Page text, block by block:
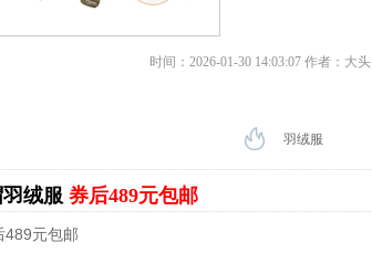
时间：2026-01-30 14:03:07 作者：大头
羽绒服
绒服 券后489元包邮
489元包邮